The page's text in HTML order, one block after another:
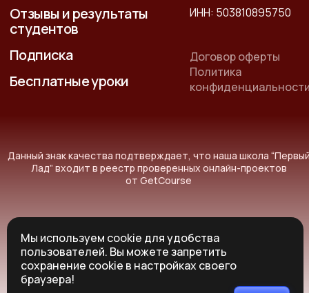
Данный знак качества подтверждает, что наша школа
Лад” входит в реестр проверенных онлайн-проектов
от GetCourse
Отзывы и результаты
студентов
Подписка
Бесплатные уроки
ИНН: 503810895750
Договор оферты
Политика
*Instagram принадлежит корпорации Meta, признанной в РФ
© Все права защищены 2014-2026г.
Мы используем cookie для удобства
пользователей. Вы можете запретить
сохранение cookie в настройках своего
браузера!